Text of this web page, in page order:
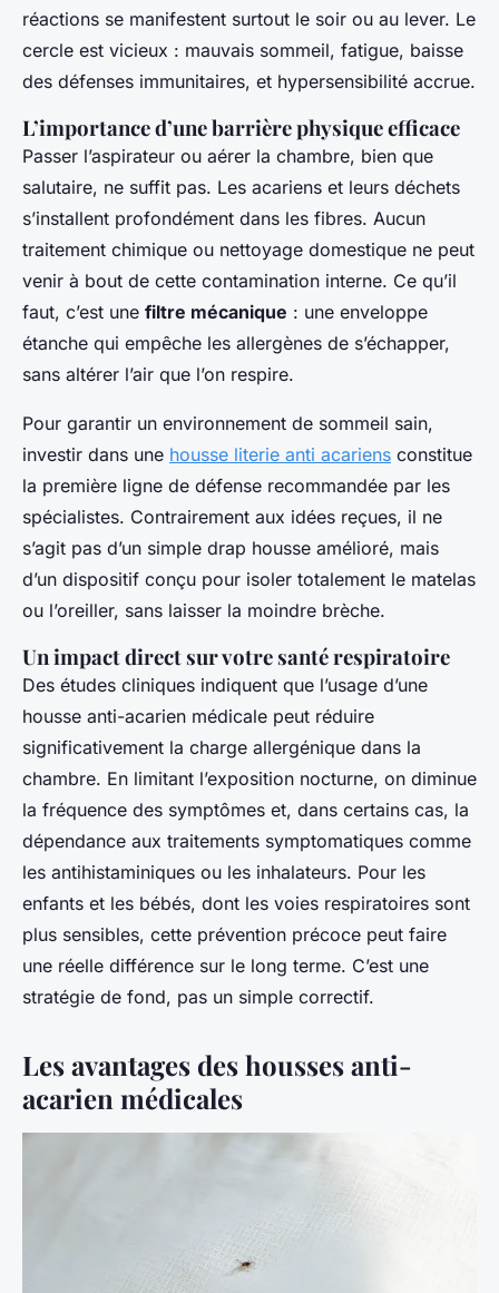
réactions se manifestent surtout le soir ou au lever. Le
cercle est vicieux : mauvais sommeil, fatigue, baisse
des défenses immunitaires, et hypersensibilité accrue.
L’importance d’une barrière physique efficace
Passer l’aspirateur ou aérer la chambre, bien que
salutaire, ne suffit pas. Les acariens et leurs déchets
s’installent profondément dans les fibres. Aucun
traitement chimique ou nettoyage domestique ne peut
venir à bout de cette contamination interne. Ce qu’il
faut, c’est une filtre mécanique : une enveloppe
étanche qui empêche les allergènes de s’échapper,
sans altérer l’air que l’on respire.
Pour garantir un environnement de sommeil sain,
investir dans une housse literie anti acariens constitue
la première ligne de défense recommandée par les
spécialistes. Contrairement aux idées reçues, il ne
s’agit pas d’un simple drap housse amélioré, mais
d’un dispositif conçu pour isoler totalement le matelas
ou l’oreiller, sans laisser la moindre brèche.
Un impact direct sur votre santé respiratoire
Des études cliniques indiquent que l’usage d’une
housse anti-acarien médicale peut réduire
significativement la charge allergénique dans la
chambre. En limitant l’exposition nocturne, on diminue
la fréquence des symptômes et, dans certains cas, la
dépendance aux traitements symptomatiques comme
les antihistaminiques ou les inhalateurs. Pour les
enfants et les bébés, dont les voies respiratoires sont
plus sensibles, cette prévention précoce peut faire
une réelle différence sur le long terme. C’est une
stratégie de fond, pas un simple correctif.
Les avantages des housses anti-
acarien médicales